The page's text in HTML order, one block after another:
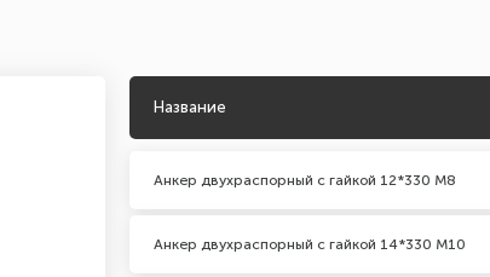
Название
Анкер двухраспорный с гайкой 12*330 М8
Анкер двухраспорный с гайкой 14*330 М10